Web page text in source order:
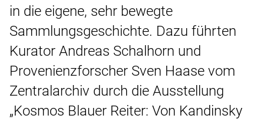
in die eigene, sehr bewegte
Sammlungsgeschichte. Dazu führten
Kurator Andreas Schalhorn und
Provenienzforscher Sven Haase vom
Zentralarchiv durch die Ausstellung
„Kosmos Blauer Reiter: Von Kandinsky